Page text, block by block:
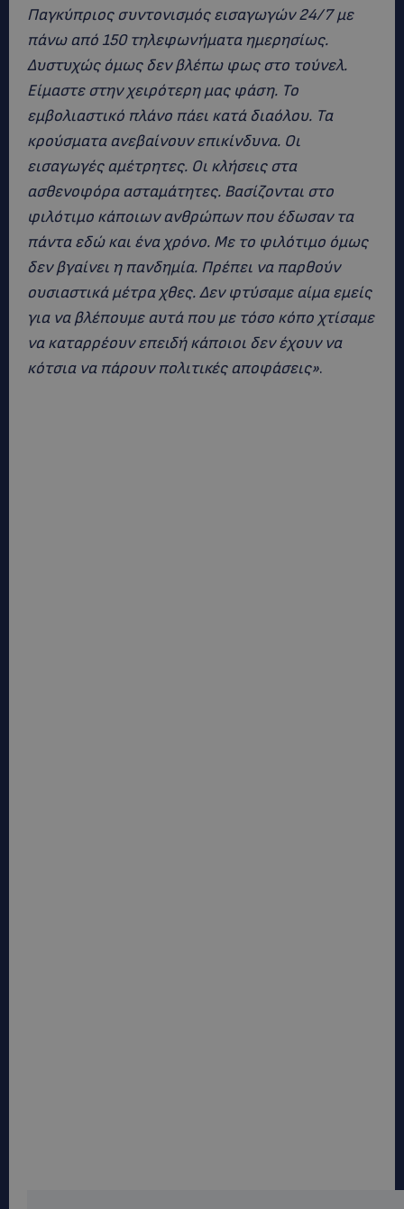
Παγκύπριος συντονισμός εισαγωγών 24/7 με
πάνω από 150 τηλεφωνήματα ημερησίως.
Δυστυχώς όμως δεν βλέπω φως στο τούνελ.
Είμαστε στην χειρότερη μας φάση. Το
εμβολιαστικό πλάνο πάει κατά διαόλου. Τα
κρούσματα ανεβαίνουν επικίνδυνα. Οι
εισαγωγές αμέτρητες. Οι κλήσεις στα
ασθενοφόρα ασταμάτητες. Βασίζονται στο
φιλότιμο κάποιων ανθρώπων που έδωσαν τα
πάντα εδώ και ένα χρόνο. Με το φιλότιμο όμως
δεν βγαίνει η πανδημία. Πρέπει να παρθούν
ουσιαστικά μέτρα χθες. Δεν φτύσαμε αίμα εμείς
για να βλέπουμε αυτά που με τόσο κόπο χτίσαμε
να καταρρέουν επειδή κάποιοι δεν έχουν να
κότσια να πάρουν πολιτικές αποφάσεις».